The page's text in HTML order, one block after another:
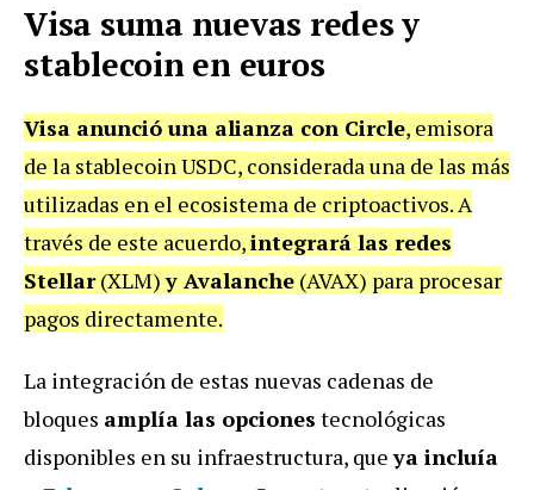
Visa suma nuevas redes y
stablecoin en euros
Visa anunció una alianza con Circle, emisora
de la stablecoin USDC, considerada una de las más
utilizadas en el ecosistema de criptoactivos. A
través de este acuerdo,integrará las redes
Stellar(XLM)y Avalanche (AVAX) para procesar
pagos directamente.
La integración de estas nuevas cadenas de
bloques amplía las opciones tecnológicas
disponibles en su infraestructura, queya incluía